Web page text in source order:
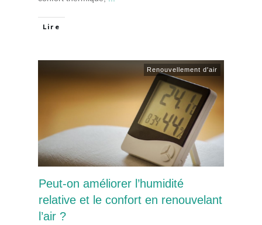
Lire
Renouvellement d'air
Peut-on améliorer l’humidité
relative et le confort en renouvelant
l’air ?